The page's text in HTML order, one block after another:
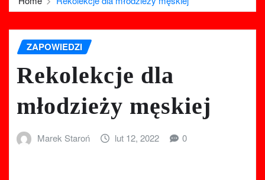
ZAPOWIEDZI
Rekolekcje dla
młodzieży męskiej
Marek Staroń lut 12, 2022 0